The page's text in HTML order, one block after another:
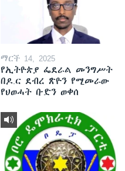
ማርች 14, 2025
የኢትዮጵያ ፌደራል መንግሥት
በዶ.ር ደብረ ጽዮን የሚመራው
የህወሓት ቡድን ወቀሰ